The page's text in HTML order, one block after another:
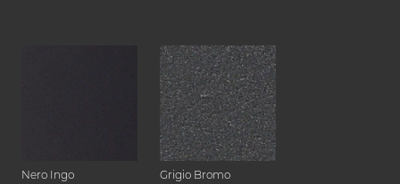
Nero Ingo Grigio Bromo